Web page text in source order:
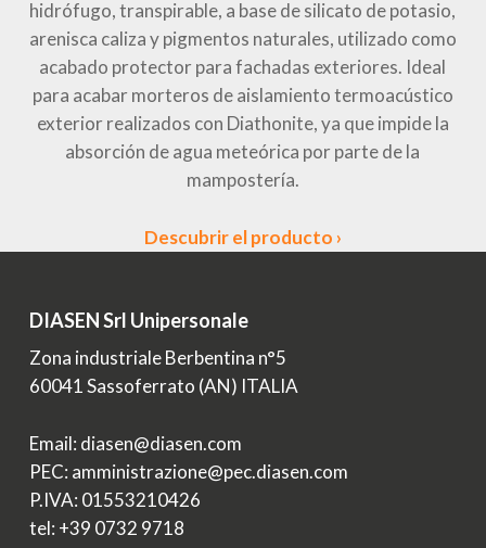
hidrófugo, transpirable, a base de silicato de potasio,
arenisca caliza y pigmentos naturales, utilizado como
acabado protector para fachadas exteriores. Ideal
para acabar morteros de aislamiento termoacústico
exterior realizados con Diathonite, ya que impide la
absorción de agua meteórica por parte de la
mampostería.
Descubrir el producto ›
DIASEN Srl Unipersonale
Zona industriale Berbentina n°5
60041 Sassoferrato (AN) ITALIA
Email: diasen@diasen.com
PEC: amministrazione@pec.diasen.com
P.IVA: 01553210426
tel: +39 0732 9718